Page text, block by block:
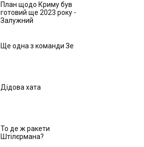
План щодо Криму був
готовий ще 2023 року -
Залужний
Ще одна з команди Зе
Дідова хата
То де ж ракети
Штілєрмана?